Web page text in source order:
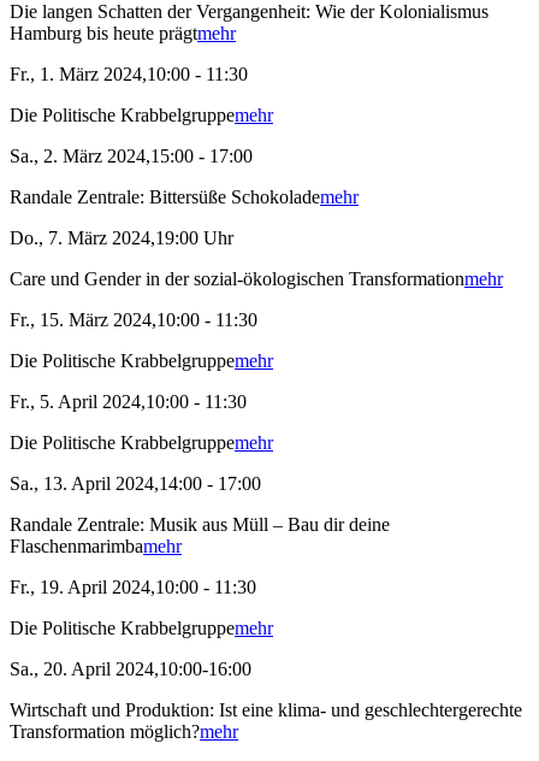
Die langen Schatten der Vergangenheit: Wie der Kolonialismus
Hamburg bis heute prägtmehr
Fr., 1. März 2024,10:00 - 11:30
Die Politische Krabbelgruppemehr
Sa., 2. März 2024,15:00 - 17:00
Randale Zentrale: Bittersüße Schokolademehr
Do., 7. März 2024,19:00 Uhr
Care und Gender in der sozial-ökologischen Transformationmehr
Fr., 15. März 2024,10:00 - 11:30
Die Politische Krabbelgruppemehr
Fr., 5. April 2024,10:00 - 11:30
Die Politische Krabbelgruppemehr
Sa., 13. April 2024,14:00 - 17:00
Randale Zentrale: Musik aus Müll – Bau dir deine
Flaschenmarimbamehr
Fr., 19. April 2024,10:00 - 11:30
Die Politische Krabbelgruppemehr
Sa., 20. April 2024,10:00-16:00
Wirtschaft und Produktion: Ist eine klima- und geschlechtergerechte
Transformation möglich?mehr